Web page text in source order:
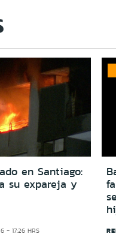
en Santiago:
su expareja y
- 17:26 HRS